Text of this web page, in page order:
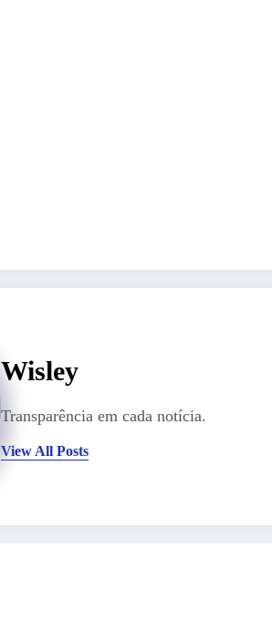
Wisley
Transparência em cada notícia.
View All Posts